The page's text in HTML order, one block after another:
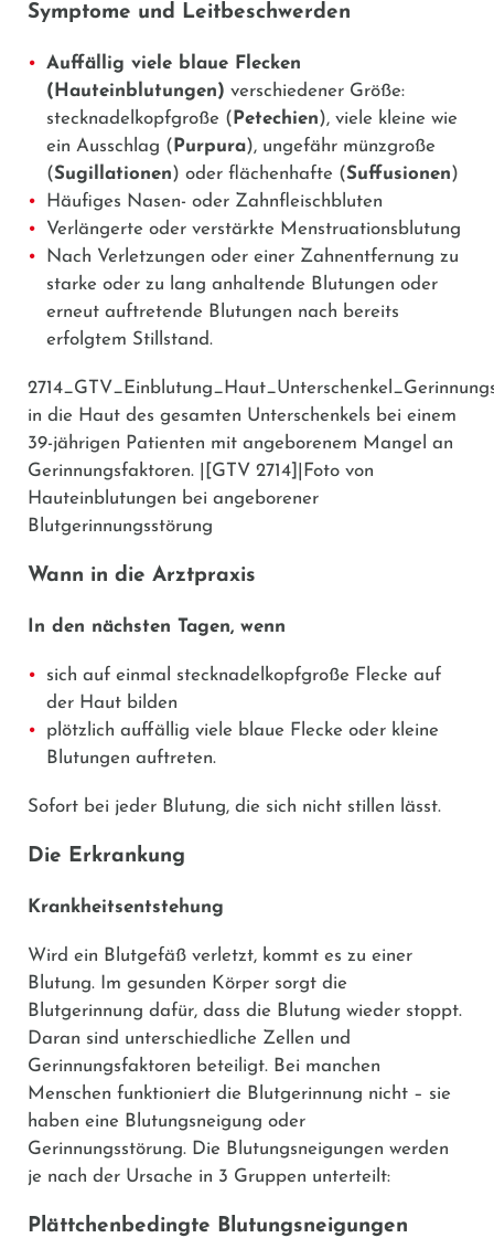
Symptome und Leitbeschwerden
Auffällig viele blaue Flecken
(Hauteinblutungen) verschiedener Größe:
stecknadelkopfgroße ( Petechien), viele kleine wie
ein Ausschlag ( Purpura), ungefähr münzgroße
(Sugillationen) oder flächenhafte (Suffusionen)
Häufiges Nasen- oder Zahnfleischbluten
Verlängerte oder verstärkte Menstruationsblutung
Nach Verletzungen oder einer Zahnentfernung zu
starke oder zu lang anhaltende Blutungen oder
erneut auftretende Blutungen nach bereits
erfolgtem Stillstand.
in die Haut des gesamten Unterschenkels bei einem
39-jährigen Patienten mit angeborenem Mangel an
Gerinnungsfaktoren. |[GTV 2714]|Foto von
Hauteinblutungen bei angeborener
Blutgerinnungsstörung
Wann in die Arztpraxis
In den nächsten Tagen, wenn
sich auf einmal stecknadelkopfgroße Flecke auf
der Haut bilden
plötzlich auffällig viele blaue Flecke oder kleine
Blutungen auftreten.
Sofort bei jeder Blutung, die sich nicht stillen lässt.
Die Erkrankung
Krankheitsentstehung
Wird ein Blutgefäß verletzt, kommt es zu einer
Blutung. Im gesunden Körper sorgt die
Blutgerinnung dafür, dass die Blutung wieder stoppt.
Daran sind unterschiedliche Zellen und
Gerinnungsfaktoren beteiligt. Bei manchen
Menschen funktioniert die Blutgerinnung nicht – sie
haben eine Blutungsneigung oder
Gerinnungsstörung. Die Blutungsneigungen werden
je nach der Ursache in 3 Gruppen unterteilt:
Plättchenbedingte Blutungsneigungen